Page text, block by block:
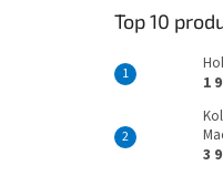
Top 10
1
3